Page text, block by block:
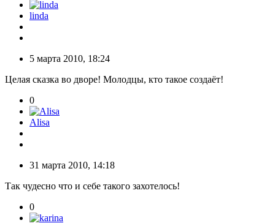
linda
5 марта 2010, 18:24
Целая сказка во дворе! Молодцы, кто такое создаёт!
0
Alisa
31 марта 2010, 14:18
Так чудесно что и себе такого захотелось!
0